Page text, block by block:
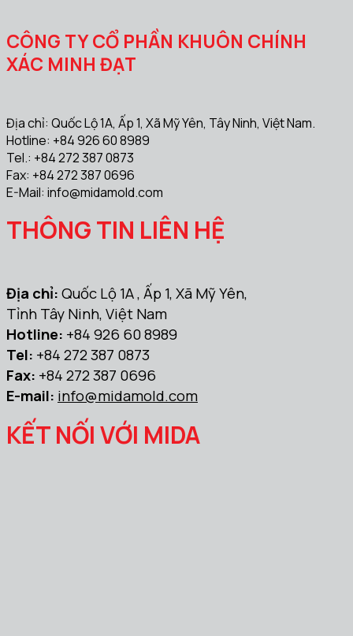
CÔNG TY CỔ PHẦN KHUÔN CHÍNH
XÁC MINH ĐẠT
Địa chỉ: Quốc Lộ 1A, Ấp 1, Xã Mỹ Yên, Tây Ninh, Việt Nam.
Hotline: +84 926 60 8989
Tel.: +84 272 387 0873
Fax: +84 272 387 0696
E-Mail: info@midamold.com
THÔNG TIN LIÊN HỆ
Địa chỉ:Quốc Lộ 1A , Ấp 1, Xã Mỹ Yên,
Tỉnh Tây Ninh, Việt Nam
Hotline: +84 926 60 8989
Tel: +84 272 387 0873
Fax: +84 272 387 0696
E-mail: info@midamold.com
KẾT NỐI VỚI MIDA